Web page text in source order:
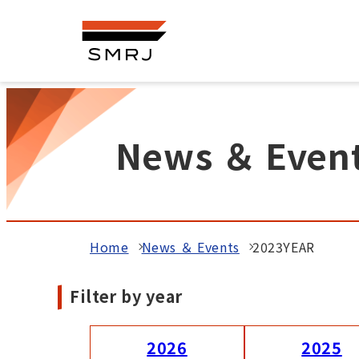
News ＆
Home News ＆ Events 2023YEAR
Filter by year
2026 2025